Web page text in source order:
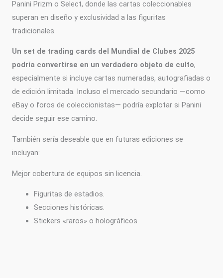
Panini Prizm o Select, donde las cartas coleccionables
superan en diseño y exclusividad a las figuritas
tradicionales.
Un set de trading cards del Mundial de Clubes 2025
podría convertirse en un verdadero objeto de culto,
especialmente si incluye cartas numeradas, autografiadas o
de edición limitada. Incluso el mercado secundario —como
eBay o foros de coleccionistas— podría explotar si Panini
decide seguir ese camino.
También sería deseable que en futuras ediciones se
incluyan:
Mejor cobertura de equipos sin licencia.
Figuritas de estadios.
Secciones históricas.
Stickers «raros» o holográficos.